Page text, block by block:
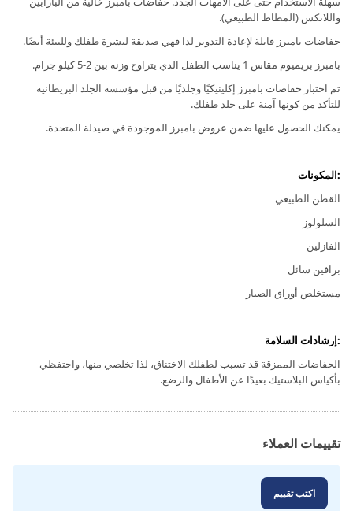
واللاتكس (المطاط الطبيعي).
حفاضات بامبرز قابلة لإعادة التدوير لذا فهي صديقة لبشرة طفلك وللبيئة أيضًا.
بامبرز بريميوم مقاس 1 يناسب الطفل الذي يتراوح وزنه بين 2-5 كيلو جرام.
تم اختبار حفاضات بامبرز إكلينيكيًا وجلديًا من قبل مؤسسة الجلد البريطانية
للتأكد من كونها آمنة على جلد طفلك.
يمكنك الحصول عليها ضمن عروض بامبرز الموجودة في صيدلة المتحدة.
:المكونات
القطن الطبيعي
السلولوز
الفازلين
برافين سائل
مستخلص أوراق الصبار
:إرشادات السلامة
الحفاضات الممزقة قد تسبب لطفلك الاختناق، لذا تخلصي منها، واحتفظي
بأكياس البلاستيك بعيدًا عن الأطفال والرضع.
تقييمات العملاء
اكتب تقييم